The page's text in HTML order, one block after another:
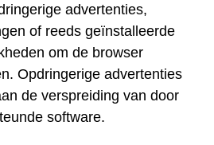
advertenties,
of reeds geïnstalleerde
om de browser
Opdringerige advertenties
de verspreiding van door
software.